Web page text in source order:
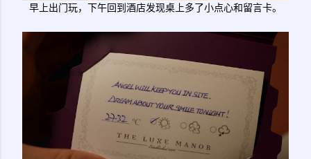
早上出门玩，下午回到酒店发现桌上多了小点心和留言卡。